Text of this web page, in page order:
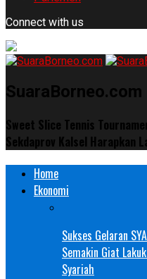
Connect with us
SuaraBorneo.com
Sweet Slice Tennis
Sekdaprov Kalsel Harapkan
Home
Ekonomi
Sukses Gelaran
Semakin Giat
Syariah